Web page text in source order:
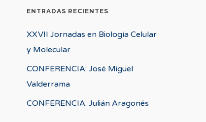
ENTRADAS RECIENTES
XXVII Jornadas en Biología Celular
y Molecular
CONFERENCIA: José Miguel
Valderrama
CONFERENCIA: Julián Aragonés